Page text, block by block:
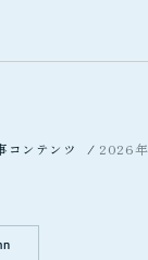
コンテンツ 2026年